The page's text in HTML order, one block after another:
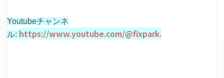
Youtubeチャンネ
ル: https://www.youtube.com/@fixpark.